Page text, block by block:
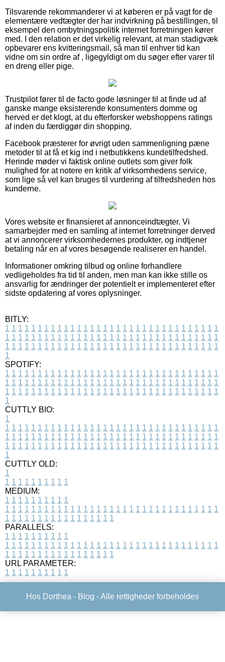
Tilsvarende rekommanderer vi at køberen er på vagt for de
elementære vedtægter der har indvirkning på bestillingen, til
eksempel den ombytningspolitik internet forretningen kører
med. I den relation er det virkelig relevant, at man stadigvæk
opbevarer ens kvitteringsmail, så man til enhver tid kan
vidne om sin ordre af , ligegyldigt om du søger efter varer til
en dreng eller pige.
Trustpilot fører til de facto gode løsninger til at finde ud af
ganske mange eksisterende konsumenters domme og
herved er det klogt, at du efterforsker webshoppens ratings
af inden du færdiggør din shopping.
Facebook præsterer for øvrigt uden sammenligning pæne
metoder til at få et kig ind i netbutikkens kundetilfredshed.
Herinde møder vi faktisk online outlets som giver folk
mulighed for at notere en kritik af virksomhedens service,
som lige så vel kan bruges til vurdering af tilfredsheden hos
kunderne.
Vores website er finansieret af annonceindtægter. Vi
samarbejder med en samling af internet forretninger derved
at vi annoncerer virksomhedernes produkter, og indtjener
betaling når en af vores besøgende realiserer en handel.
Informationer omkring tilbud og online forhandlere
vedligeholdes fra tid til anden, men man kan ikke stille os
ansvarlig for ændringer der potentielt er implementeret efter
sidste opdatering af vores oplysninger.
BITLY:
1 1 1 1 1 1 1 1 1 1 1 1 1 1 1 1 1 1 1 1 1 1 1 1 1 1 1 1 1 1 1 1 1
1 1 1 1 1 1 1 1 1 1 1 1 1 1 1 1 1 1 1 1 1 1 1 1 1 1 1 1 1 1 1 1 1
1 1 1 1 1 1 1 1 1 1 1 1 1 1 1 1 1 1 1 1 1 1 1 1 1 1 1 1 1 1 1 1 1
1
SPOTIFY:
1 1 1 1 1 1 1 1 1 1 1 1 1 1 1 1 1 1 1 1 1 1 1 1 1 1 1 1 1 1 1 1 1
1 1 1 1 1 1 1 1 1 1 1 1 1 1 1 1 1 1 1 1 1 1 1 1 1 1 1 1 1 1 1 1 1
1 1 1 1 1 1 1 1 1 1 1 1 1 1 1 1 1 1 1 1 1 1 1 1 1 1 1 1 1 1 1 1 1
1
CUTTLY BIO:
1
1 1 1 1 1 1 1 1 1 1 1 1 1 1 1 1 1 1 1 1 1 1 1 1 1 1 1 1 1 1 1 1 1
1 1 1 1 1 1 1 1 1 1 1 1 1 1 1 1 1 1 1 1 1 1 1 1 1 1 1 1 1 1 1 1 1
1 1 1 1 1 1 1 1 1 1 1 1 1 1 1 1 1 1 1 1 1 1 1 1 1 1 1 1 1 1 1 1 1
1
CUTTLY OLD:
1
1 1 1 1 1 1 1 1 1 1
MEDIUM:
1 1 1 1 1 1 1 1 1 1
1 1 1 1 1 1 1 1 1 1 1 1 1 1 1 1 1 1 1 1 1 1 1 1 1 1 1 1 1 1 1 1 1
1 1 1 1 1 1 1 1 1 1 1 1 1 1 1 1 1
PARALLELS:
1 1 1 1 1 1 1 1 1 1
1 1 1 1 1 1 1 1 1 1 1 1 1 1 1 1 1 1 1 1 1 1 1 1 1 1 1 1 1 1 1 1 1
1 1 1 1 1 1 1 1 1 1 1 1 1 1 1 1 1
URL PARAMETER:
1 1 1 1 1 1 1 1 1 1
Hos Dorthea - Blog - Alle rettigheder forbeholdes